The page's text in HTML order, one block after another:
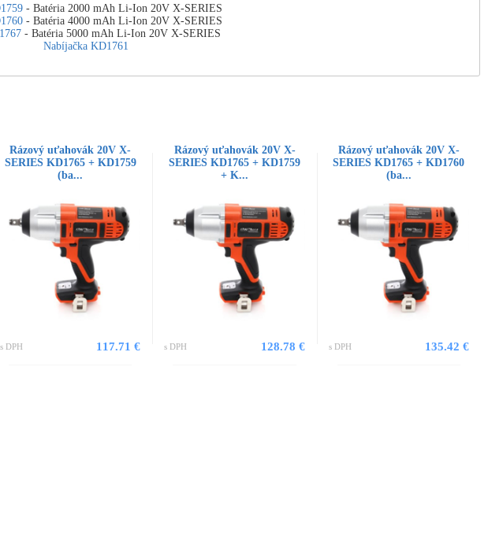
- Batéria 2000 mAh Li-Ion 20V X-SERIES
- Batéria 4000 mAh Li-Ion 20V X-SERIES
- Batéria 5000 mAh Li-Ion 20V X-SERIES
Nabíjačka KD1761
Rázový uťahovák 20V X-
SERIES KD1765 + KD1759
(ba...
s DPH 117.71 €
Rázový uťahovák 20V X-
SERIES KD1765 + KD1759
+ K...
s DPH 128.78 €
Rázový uťahovák 20V X-
SERIES KD1765 + KD1760
(ba...
s DPH 135.42 €